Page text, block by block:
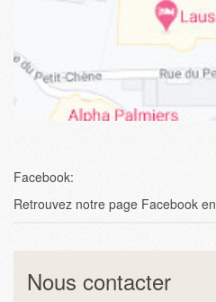
Facebook:
Retrouvez notre page Facebook en
Nous contacter